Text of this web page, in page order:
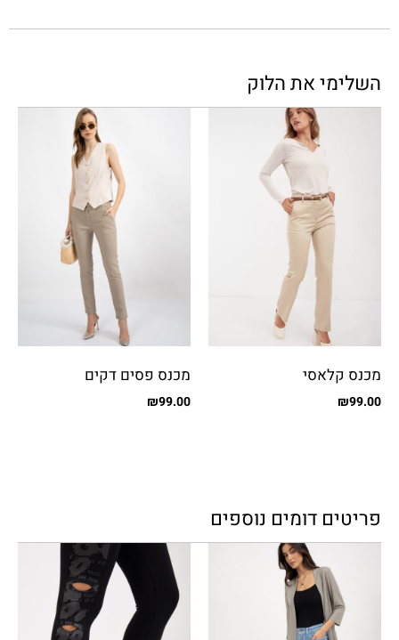
השלימי את הלוק
מכנס קלאסי
₪99.00
מכנס פסים דקים
₪99.00
פריטים דומים נוספים